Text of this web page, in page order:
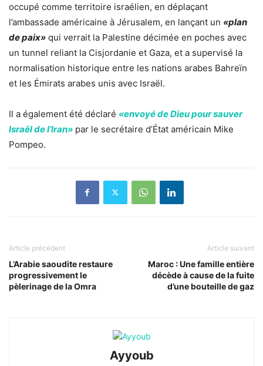
occupé comme territoire israélien, en déplaçant
l’ambassade américaine à Jérusalem, en lançant un «plan
de paix» qui verrait la Palestine décimée en poches avec
un tunnel reliant la Cisjordanie et Gaza, et a supervisé la
normalisation historique entre les nations arabes Bahreïn
et les Émirats arabes unis avec Israël.
Il a également été déclaré «envoyé de Dieu pour sauver
Israël de l’Iran» par le secrétaire d’État américain Mike
Pompeo.
Article précédent
L’Arabie saoudite restaure
progressivement le
pèlerinage de la Omra
Article suivant
Maroc : Une famille entière
décède à cause de la fuite
d’une bouteille de gaz
Ayyoub